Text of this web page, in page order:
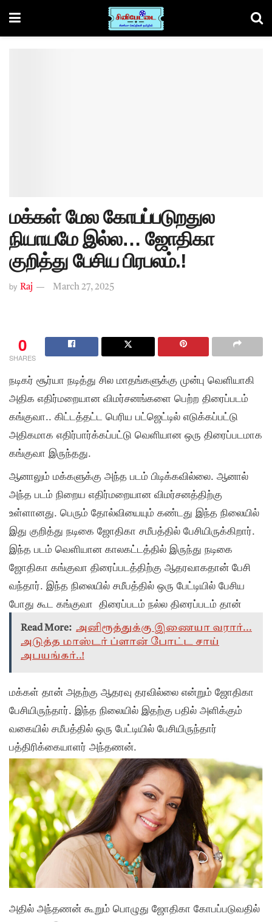
மக்கள் மேல கோபப்படுறதுல
நியாயமே இல்ல… ஜோதிகா
குறித்து பேசிய பிரபலம்.!
by Raj March 27, 2025
0
SHARES
நடிகர் சூர்யா நடித்து சில மாதங்களுக்கு முன்பு வெளியாகி
அதிக எதிர்மறையான விமர்சனங்களை பெற்ற திரைப்படம்
கங்குவா.. கிட்டத்தட்ட பெரிய பட்ஜெட்டில் எடுக்கப்பட்டு
அதிகமாக எதிர்பார்க்கப்பட்டு வெளியான ஒரு திரைப்படமாக
கங்குவா இருந்தது.
ஆனாலும் மக்களுக்கு அந்த படம் பிடிக்கவில்லை. ஆனால்
அந்த படம் நிறைய எதிர்மறையான விமர்சனத்திற்கு
உள்ளானது. பெரும் தோல்வியையும் கண்டது இந்த நிலையில்
இது குறித்து நடிகை ஜோதிகா சமீபத்தில் பேசியிருக்கிறார்.
இந்த படம் வெளியான காலகட்டத்தில் இருந்து நடிகை
ஜோதிகா கங்குவா திரைப்படத்திற்கு ஆதரவாகதான் பேசி
வந்தார். இந்த நிலையில் சமீபத்தில் ஒரு பேட்டியில் பேசிய
போது கூட கங்குவா திரைப்படம் நல்ல திரைப்படம் தான்
Read More: அனிரூத்துக்கு இணையா வரார்...
அடுத்த மாஸ்டர் ப்ளான் போட்ட சாய்
அபயங்கர்..!
மக்கள் தான் அதற்கு ஆதரவு தரவில்லை என்றும் ஜோதிகா
பேசியிருந்தார். இந்த நிலையில் இதற்கு பதில் அளிக்கும்
வகையில் சமீபத்தில் ஒரு பேட்டியில் பேசியிருந்தார்
பத்திரிக்கையாளர் அந்தணன்.
அதில் அந்தணன் கூறும் பொழுது ஜோதிகா கோபப்படுவதில்